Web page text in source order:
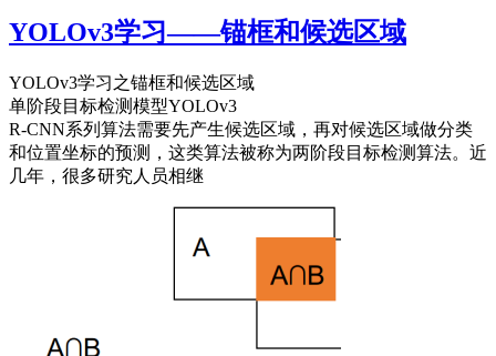
YOLOv3学习——锚框和候选区域
YOLOv3学习之锚框和候选区域
单阶段目标检测模型YOLOv3
R-CNN系列算法需要先产生候选区域，再对候选区域做分类
和位置坐标的预测，这类算法被称为两阶段目标检测算法。近
几年，很多研究人员相继